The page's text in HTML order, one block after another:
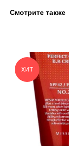
Смотрите также
ХИТ